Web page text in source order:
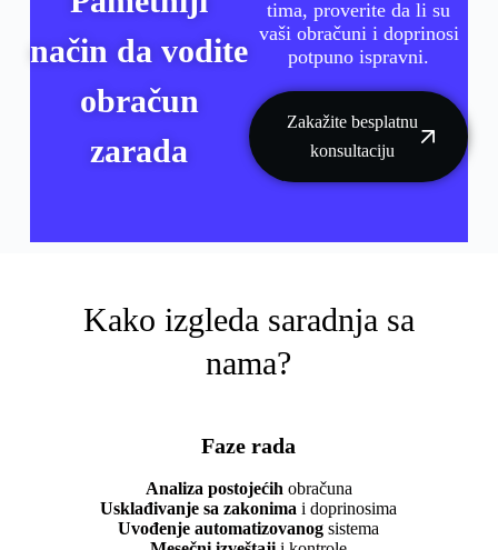
način da vodite
obračun
zarada
tima, proverite da li su
vaši obračuni i doprinosi
potpuno ispravni.
Zakažite besplatnu
konsultaciju
Kako izgleda saradnja sa
nama?
Faze rada
Analiza postojećih obračuna
Usklađivanje sa zakonima i doprinosima
Uvođenje automatizovanog sistema